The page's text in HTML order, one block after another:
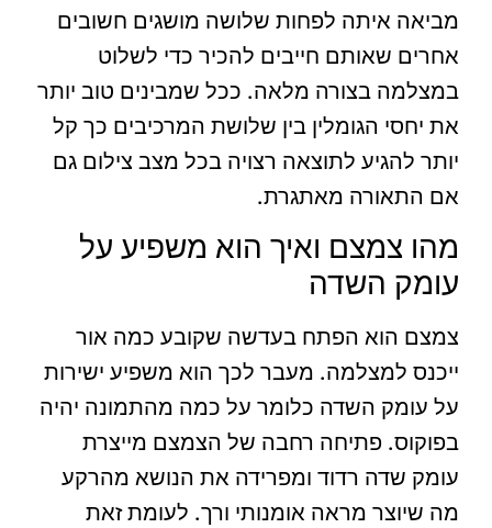
מביאה איתה לפחות שלושה מושגים חשובים
אחרים שאותם חייבים להכיר כדי לשלוט
במצלמה בצורה מלאה. ככל שמבינים טוב יותר
את יחסי הגומלין בין שלושת המרכיבים כך קל
יותר להגיע לתוצאה רצויה בכל מצב צילום גם
אם התאורה מאתגרת.
מהו צמצם ואיך הוא משפיע על
עומק השדה
צמצם הוא הפתח בעדשה שקובע כמה אור
ייכנס למצלמה. מעבר לכך הוא משפיע ישירות
על עומק השדה כלומר על כמה מהתמונה יהיה
בפוקוס. פתיחה רחבה של הצמצם מייצרת
עומק שדה רדוד ומפרידה את הנושא מהרקע
מה שיוצר מראה אומנותי ורך. לעומת זאת